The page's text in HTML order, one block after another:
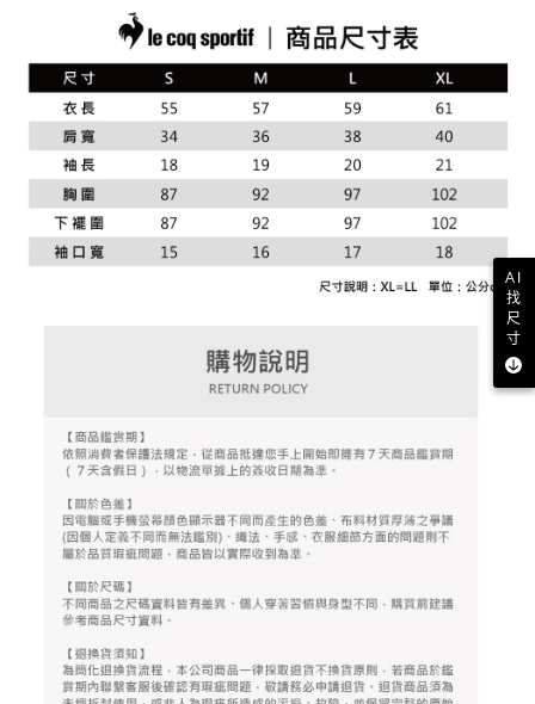
法說明評估內容。
【繳款方式說明】
1.分期款項不併入電信帳單，「大哥付你分期」於每月結算日後寄送繳費提
醒簡訊。
2.透過簡訊連結打開帳單後，可選擇「超商條碼／台灣大直營門市／銀行轉
帳／街口支付／iPASS MONEY」等通路繳費。
【注意事項】
1.本服務係由「台灣大哥大股份有限公司」（以下簡稱本公司）所提供，讓
用戶於交易時，得透過本服務購買商品或服務，並由商店將買賣／分期付款
買賣價金債權讓與本公司後，依約使用本公司帳單繳交帳款。
2.基於同意付款使用「大哥付你分期」之契約關係目的，商店將以您的個人
資料（包含姓名、電話或地址）提供予台灣大哥大進項蒐集、處理及利用，
由本公司與您本人進行分期帳單所需資料之確認、核對及更正。
３．安心：先確認商品／服務後，再付款。
【「AFTEE先享後付」結帳流程】
１．於結帳方式選擇「AFTEE先享後付」後，將跳轉至「AFTEE先享後付」
結帳頁面，進行簡訊認證並確認金額後，即可完成結帳。
２．訂單成立數日內，您將收到繳費通知簡訊。
３．收到繳費通知簡訊後14天內，點擊此簡訊中的連結，可透過四大超商／
ATM／網路銀行／等多元方式進行付款，方視為交易完成。
※ 請注意：結帳手續完成當下不需立刻繳費，但若您需要取消訂單，請聯絡
購買商品的店家。未經商家同意取消之訂單仍視為有效，需透過AFTEE先享
後付繳納相關費用。
※ 交易是否成功請以「AFTEE先享後付 」之結帳頁面顯示為準，若有關於
是否繳費成功／繳費後需取消欲退款等相關疑問，請聯繫「AFTEE先享後付
１．透過由恩沛科技股份有限公司提供之「AFTEE先享後付」服務完成之交
易，需依本服務之必要範圍內提供個人資料，並將交易相關給付款項請求債
２．關於個人資料處理事宜，請瀏覽以下網址：
https://aftee.tw/terms/#terms3
３．未成年的使用者請事先徵得法定代理人或監護人之同意方可使用
４．使用「AFTEE先享後付」時，將依據個別帳號之用戶狀況，依本公司即
時審查核予不同之上限額度；若仍有額度不足之情形，本公司將視審查結果
請求用戶進行身份認證。
５．嚴禁一人註冊多個帳號或使用他人資訊註冊。若發現惡意使用之情形，
恩沛科技股份有限公司將有權停止該用戶之使用額度並採取法律行動。
全家取貨付款
免運費
付款後全家取貨
免運費
萊爾富取貨付款
免運費
付款後萊爾富取貨
免運費
免運費
離島宅配
免運費
AI
找
尺
寸